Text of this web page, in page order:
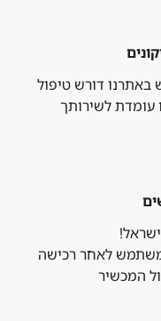
דורש טיפול
עומדת לשירותך​
משתמש לאחר רכישה
המכשיר